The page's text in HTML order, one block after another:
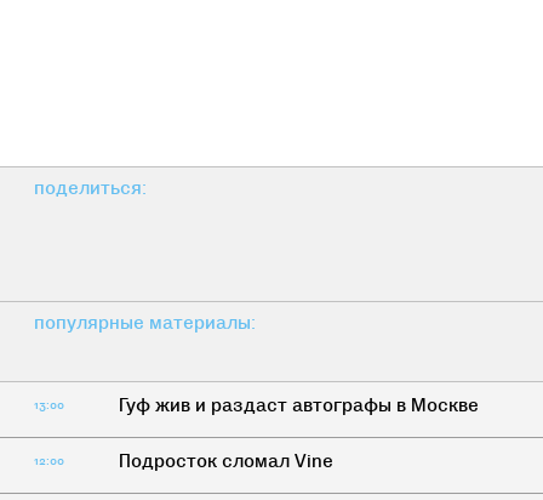
поделиться:
популярные материалы:
13:00 Гуф жив и раздаст автографы в Москве
12:00 Подросток сломал Vine